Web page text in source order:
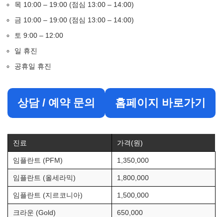
목 10:00 – 19:00 (점심 13:00 – 14:00)
금 10:00 – 19:00 (점심 13:00 – 14:00)
토 9:00 – 12:00
일 휴진
공휴일 휴진
상담 / 예약 문의 홈페이지 바로가기
진료 가격(원)
임플란트 (PFM) 1,350,000
임플란트 (올세라믹) 1,800,000
임플란트 (지르코니아) 1,500,000
크라운 (Gold) 650,000